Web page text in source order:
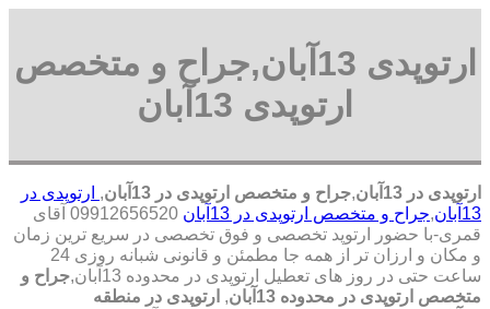
ارتوپدی 13آبان,جراح و متخصص
ارتوپدی 13آبان
ارتوپدی در 13آبان ,جراح و متخصص ارتوپدی در 13آبان , ارتوپدی در
13آبان
,جراح و متخصص ارتوپدی در 13آبان
09912656520 آقای
قمری-با حضور ارتوپد تخصصی و فوق تخصصی در سریع ترین زمان
و مکان و ارزان تر از همه جا مطمئن و قانونی شبانه روزی 24
ساعت حتی در روز های تعطیل ارتوپدی در محدوده 13آبان,
جراح و
متخصص ارتوپدی در محدوده 13آبان
, ارتوپدی در منطقه